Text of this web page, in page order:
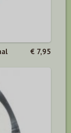
€ 7,95